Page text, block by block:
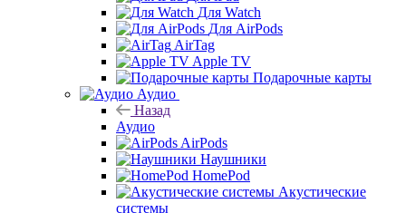
Для Watch
Для AirPods
AirTag
Apple TV
Подарочные карты
Аудио
Назад
Аудио
AirPods
Наушники
HomePod
Акустические
системы